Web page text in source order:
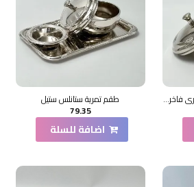
تمرية تقديم معدنية بتصميم دائري فاخر 4×11×11سم طقم تمرية ستانلس ستيل
79.35
اضافة للسلة